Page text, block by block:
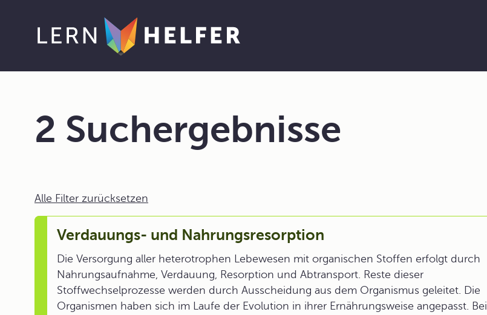
2 Suchergebnisse
Alle Filter zurücksetzen
Verdauungs- und Nahrungsresorption
Die Versorgung aller heterotrophen Lebewesen mit organischen Stoffen erfolgt durch
Nahrungsaufnahme, Verdauung, Resorption und Abtransport. Reste dieser
Stoffwechselprozesse werden durch Ausscheidung aus dem Organismus geleitet. Die
Organismen haben sich im Laufe der Evolution in ihrer Ernährungsweise angepasst. Bei